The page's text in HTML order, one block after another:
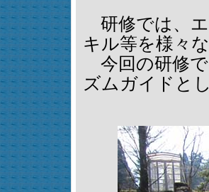
研修では、
キル等を様々
今回の研修
ズムガイドと